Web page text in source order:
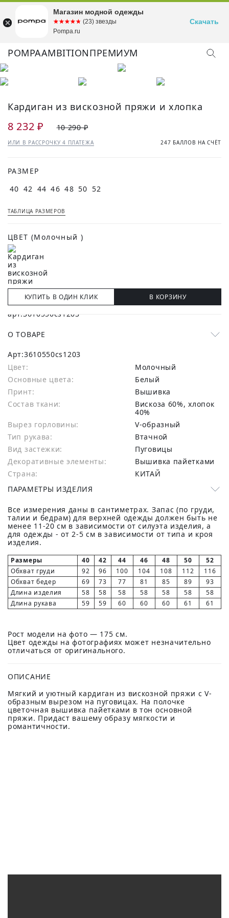
POMPAAMBITIONПРЕМИУМ
Кардиган из вискозной пряжи и хлопка
8 232 ₽ 10 290 ₽
ИЛИ В РАССРОЧКУ 4 ПЛАТЕЖА 247 БАЛЛОВ НА СЧЁТ
РАЗМЕР
40 42 44 46 48 50 52
ТАБЛИЦА РАЗМЕРОВ
ЦВЕТ (Молочный )
КУПИТЬ В ОДИН КЛИК В КОРЗИНУ
О ТОВАРЕ
Арт:3610550cs1203
Цвет:
Молочный
Основные цвета:
белый
Принт:
Вышивка
Состав ткани:
вискоза 60%, хлопок
40%
Вырез горловины:
V-образный
Тип рукава:
Втачной
Вид застежки:
Пуговицы
Декоративные элементы:
Вышивка пайетками
Страна:
КИТАЙ
ПАРАМЕТРЫ ИЗДЕЛИЯ
Все измерения даны в сантиметрах. Запас (по груди,
талии и бедрам) для верхней одежды должен быть не
менее 11-20 см в зависимости от силуэта изделия, а
для одежды - от 2-5 см в зависимости от типа и кроя
изделия.
Размеры 40 42 44 46 48 50
52
Обхват груди
92 96 100 104 108 112
116
Обхват бедер
69 73 77 81 85 89
93
Длина изделия
58 58 58 58 58 58
58
Длина рукава
59 59 60 60 60 61 61
Рост модели на фото — 175 см.
Цвет одежды на фотографиях может незначительно
отличаться от оригинального.
ОПИСАНИЕ
Мягкий и уютный кардиган из вискозной пряжи с V-
образным вырезом на пуговицах. На полочке
цветочная вышивка пайетками в тон основной
пряжи. Придаст вашему образу мягкости и
романтичности.
Магазин модной одежды
☆☆☆☆☆
★★★★★ (23) звезды
Pompa.ru
Скачать